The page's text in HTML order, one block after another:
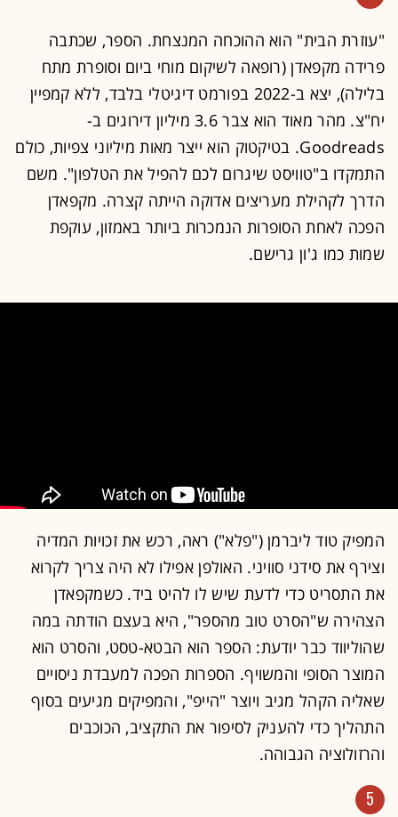
"עוזרת הבית" הוא ההוכחה המנצחת. הספר, שכתבה
פרידה מקפאדן (רופאה לשיקום מוחי ביום וסופרת מתח
בלילה), יצא ב-2022 בפורמט דיגיטלי בלבד, ללא קמפיין
יח"צ. מהר מאוד הוא צבר 3.6 מיליון דירוגים ב-
Goodreads. בטיקטוק הוא ייצר מאות מיליוני צפיות, כולם
התמקדו ב"טוויסט שיגרום לכם להפיל את הטלפון". משם
הדרך לקהילת מעריצים אדוקה הייתה קצרה. מקפאדן
הפכה לאחת הסופרות הנמכרות ביותר באמזון, עוקפת
שמות כמו ג'ון גרישם.
המפיק טוד ליברמן ("פלא") ראה, רכש את זכויות המדיה
וצירף את סידני סוויני. האולפן אפילו לא היה צריך לקרוא
את התסריט כדי לדעת שיש לו להיט ביד. כשמקפאדן
הצהירה ש"הסרט טוב מהספר", היא בעצם הודתה במה
שהוליווד כבר יודעת: הספר הוא הבטא-טסט, והסרט הוא
המוצר הסופי והמשויף. הספרות הפכה למעבדת ניסויים
שאליה הקהל מגיב ויוצר "הייפ", והמפיקים מגיעים בסוף
התהליך כדי להעניק לסיפור את התקציב, הכוכבים
והרזולוציה הגבוהה.
5